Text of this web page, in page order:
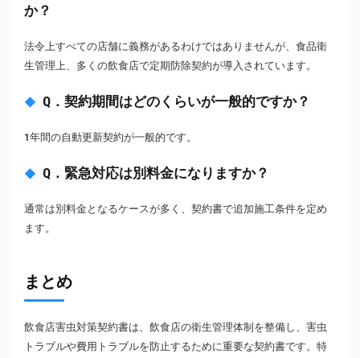
か？
法令上すべての店舗に義務があるわけではありませんが、食品衛
生管理上、多くの飲食店で定期防除契約が導入されています。
Q．契約期間はどのくらいが一般的ですか？
1年間の自動更新契約が一般的です。
Q．緊急対応は別料金になりますか？
通常は別料金となるケースが多く、契約書で追加施工条件を定め
ます。
まとめ
飲食店害虫対策契約書は、飲食店の衛生管理体制を整備し、害虫
トラブルや費用トラブルを防止するために重要な契約書です。特